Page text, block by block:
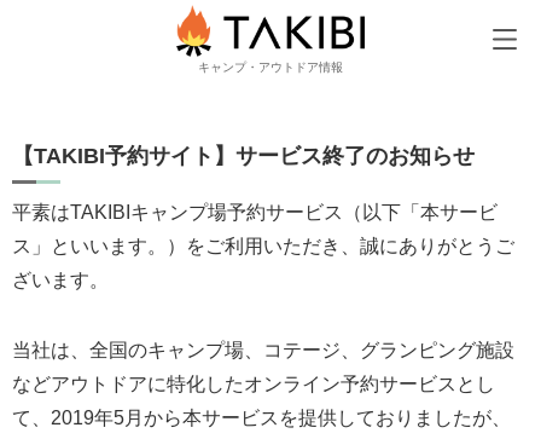
キャンプ・アウトドア情報
【TAKIBI予約サイト】サービス終了のお知らせ
【TAKIBI予約サイト】サービス終了のお知らせ
平素はTAKIBIキャンプ場予約サービス（以下「本サービ
ス」といいます。）をご利⽤いただき、誠にありがとうご
ざいます。
当社は、全国のキャンプ場、コテージ、グランピング施設
などアウトドアに特化したオンライン予約サービスとし
て、2019年5⽉から本サービスを提供しておりましたが、